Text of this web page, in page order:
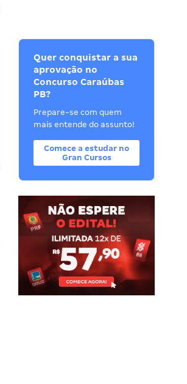
Quer conquistar a sua
aprovação no
Concurso Caraúbas
PB?
Prepare-se com quem
mais entende do assunto!
Comece a estudar no
Gran Cursos